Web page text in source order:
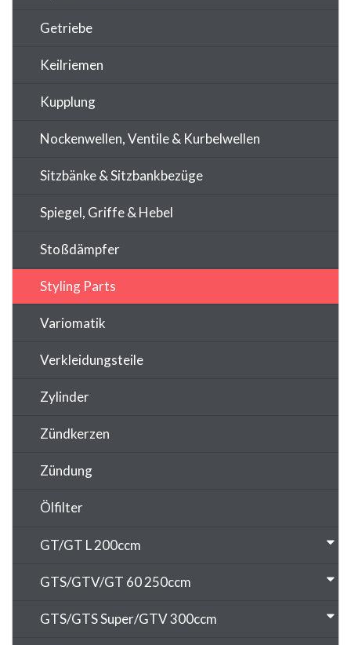
Getriebe
Keilriemen
Kupplung
Nockenwellen, Ventile & Kurbelwellen
Sitzbänke & Sitzbankbezüge
Spiegel, Griffe & Hebel
Stoßdämpfer
Styling Parts
Variomatik
Verkleidungsteile
Zylinder
Zündkerzen
Zündung
Ölfilter
GT/GT L 200ccm
GTS/GTV/GT 60 250ccm
GTS/GTS Super/GTV 300ccm